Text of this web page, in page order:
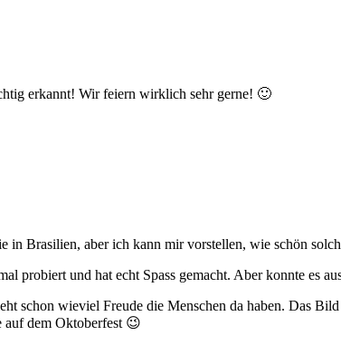
erkannt! Wir feiern wirklich sehr gerne! 🙂
in Brasilien, aber ich kann mir vorstellen, wie schön
probiert und hat echt Spass gemacht. Aber konnte es
schon wieviel Freude die Menschen da haben. Das
auf dem Oktoberfest 😉